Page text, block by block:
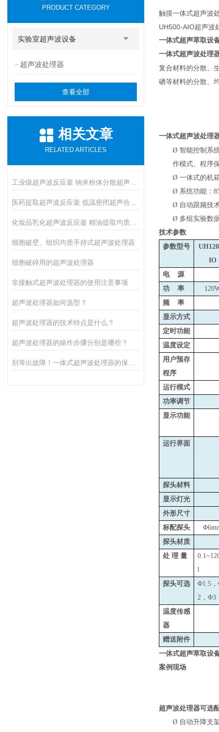
PRODUCT CATEGORY
实验室超声波设备
超声波处理器
查看全部
相关文章
RELATED ARTICLES
细胞破壁、组织均质手持式超声波处理器
细胞破碎用的超声波处理器
非接触式超声波处理器的使用注意事项
超声波处理器如何选型？
超声波处理器的技术特点是什么？
超声波处理器的操作步骤分别是哪些？
触摸一体式超声波
UH500-AIO超声波
一体式超声萃取设
一体式超声波处理
复合材料的分散、
硒等材料的分散、
一体式超声波处理
Ø 智能控制系
作模式、程序
Ø 一体式的机
Ø 系统功能：
Ø 自动跟频技
Ø 多组实验数
技术参数
参数型号
IO
电 源
功 率
频 率
显示方式
定时功能
温度设定
用户预存
程序
运行模式
功率调节
显示功能
运行界面
探头材料
显示灯光
外形尺寸
标配探头
探头材质
处 理 量
l
探头可选
Φ1.5
2，Φ3
温度传感
器
赠送附件
一体式超声萃取设
案例现场
超声波处理器可选
Ø 自动升降支